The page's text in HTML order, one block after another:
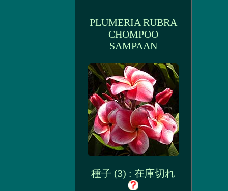
PLUMERIA RUBRA
CHOMPOO
SAMPAAN
種子 (3) : 在庫切れ